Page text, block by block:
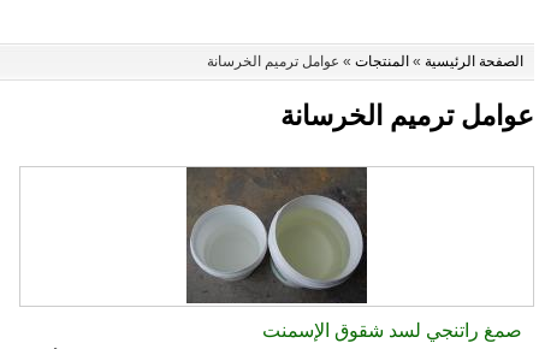
الصفحة الرئيسية» المنتجات» عوامل ترميم الخرسانة
عوامل ترميم الخرسانة
صمغ راتنجي لسد شقوق الإسمنت